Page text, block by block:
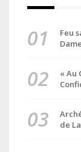
Feu
« Au
de